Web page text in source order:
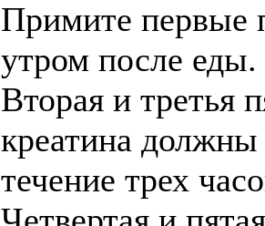
Примите первые
утром после еды.
Вторая и третья
креатина
течение трех